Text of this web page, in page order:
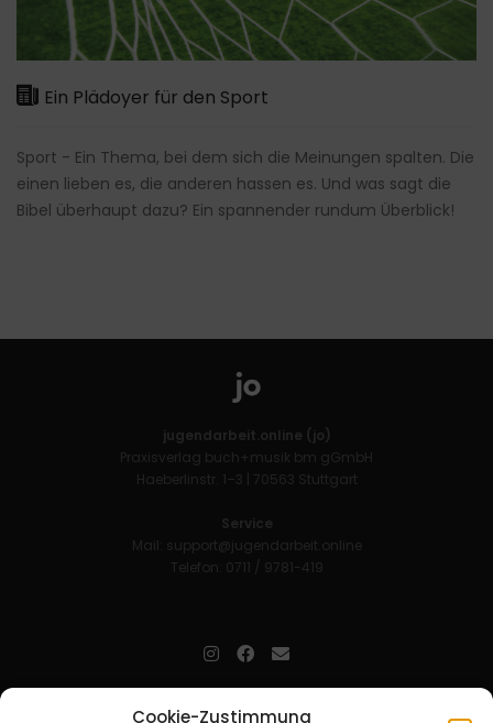
Cookie-Zustimmung
Ein Plädoyer für den Sport
Sport - Ein Thema, bei dem sich die Meinungen spalten. Die
einen lieben es, die anderen hassen es. Und was sagt die
Bibel überhaupt dazu? Ein spannender rundum Überblick!
jugendarbeit.online (jo)
Praxisverlag buch+musik bm gGmbH
Haeberlinstr. 1–3 | 70563 Stuttgart
Service
Mail: support@jugendarbeit.online
Telefon: 0711 / 9781-419
Mitarbeitende in der christlichen Kinder-, Jugend- und jungen